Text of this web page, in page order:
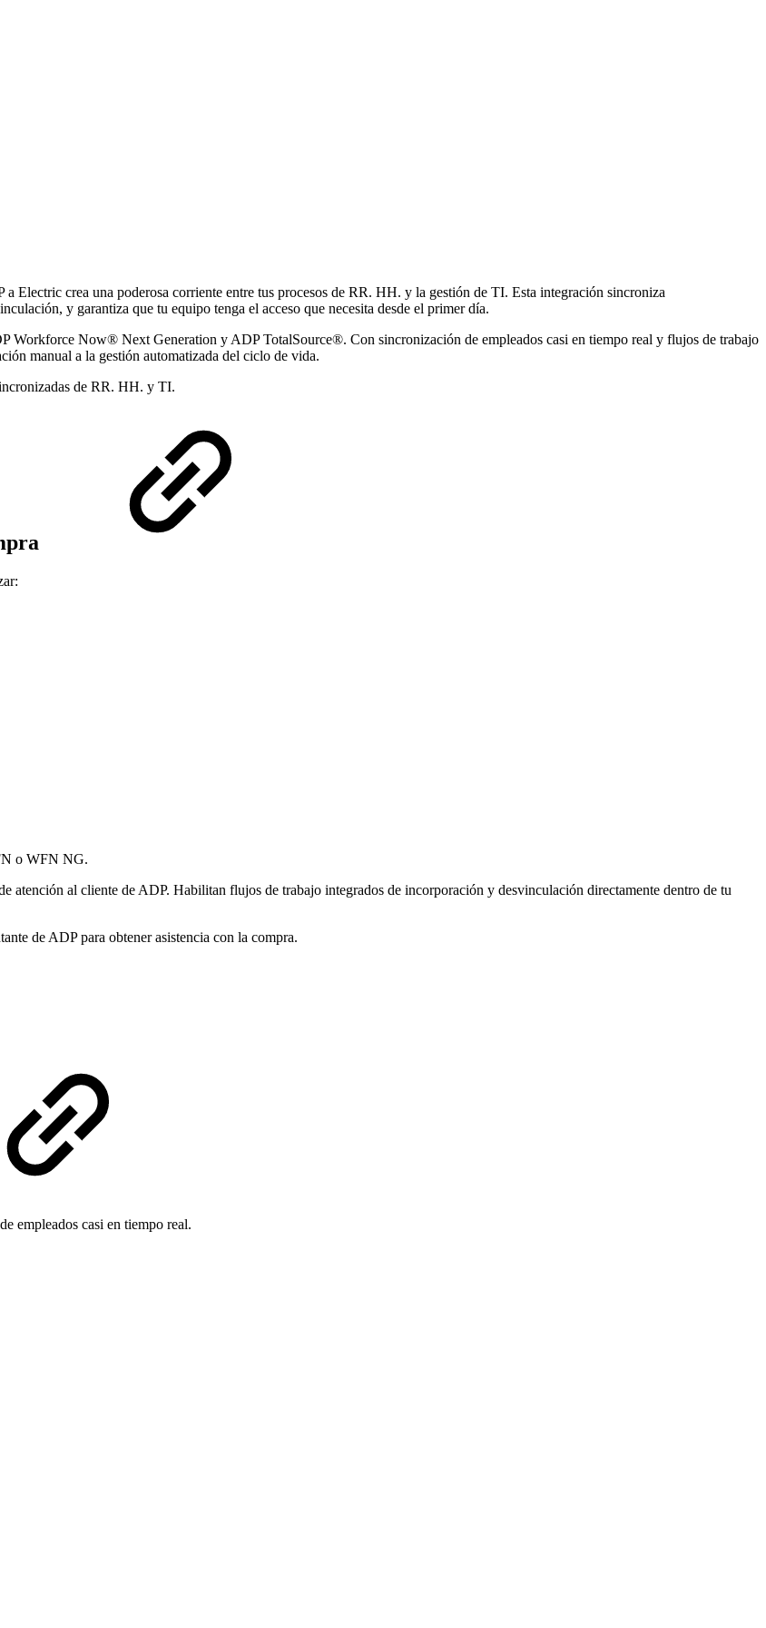
Electric crea una poderosa corriente entre tus procesos de RR. HH. y la gestión de TI. Esta integración sincroniza
y garantiza que tu equipo tenga el acceso que necesita desde el primer día.
Now® Next Generation y ADP TotalSource®. Con sincronización de empleados casi en tiempo real y flujos de trabajo
manual a la gestión automatizada del ciclo de vida.
de RR. HH. y TI.
o WFN NG.
atención al cliente de ADP. Habilitan flujos de trabajo integrados de incorporación y desvinculación directamente dentro de tu
de ADP para obtener asistencia con la compra.
empleados casi en tiempo real.